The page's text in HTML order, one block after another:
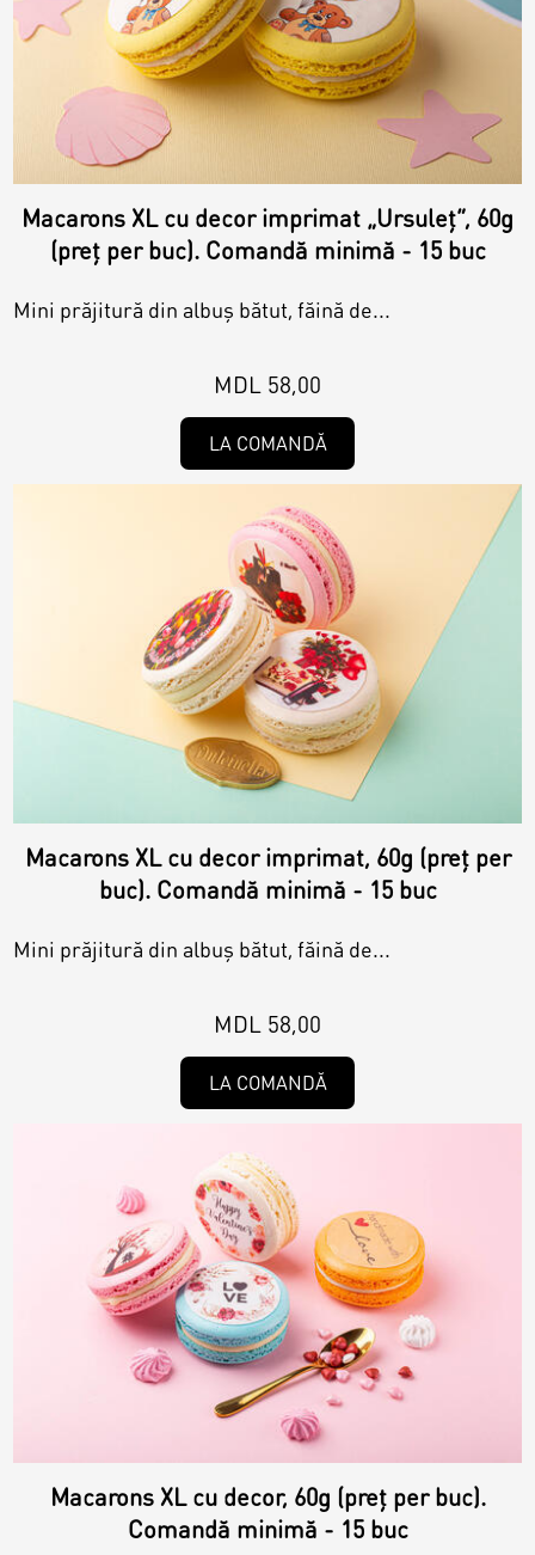
Macarons XL cu decor imprimat „Ursuleț”, 60g
(preț per buc). Comandă minimă - 15 buc
Mini prăjitură din albuș bătut, făină de...
MDL 58,00
LA COMANDĂ
Macarons XL cu decor imprimat, 60g (preț per
buc). Comandă minimă - 15 buc
Mini prăjitură din albuș bătut, făină de...
MDL 58,00
LA COMANDĂ
Macarons XL cu decor, 60g (preț per buc).
Comandă minimă - 15 buc